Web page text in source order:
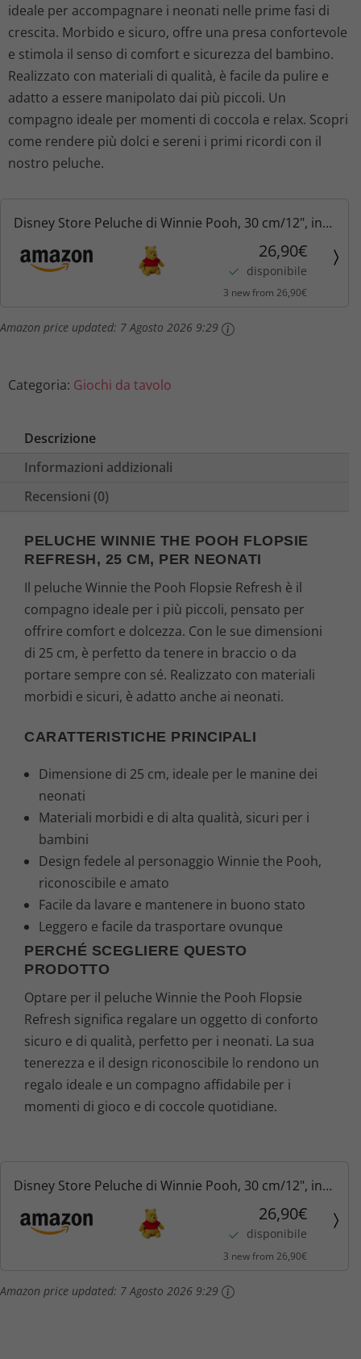
ideale per accompagnare i neonati nelle prime fasi di
crescita. Morbido e sicuro, offre una presa confortevole
e stimola il senso di comfort e sicurezza del bambino.
Realizzato con materiali di qualità, è facile da pulire e
adatto a essere manipolato dai più piccoli. Un
compagno ideale per momenti di coccola e relax. Scopri
come rendere più dolci e sereni i primi ricordi con il
nostro peluche.
Disney Store Peluche di Winnie Pooh, 30 cm/12", in
tessuto morbido al tatto con dettagli ricamati,
indossa la classica maglietta rossa, per tutte le età
26,90€
disponibile
3 new from 26,90€
Amazon price updated: 7 Agosto 2026 9:29
Categoria: Giochi da tavolo
Descrizione
Informazioni addizionali
Recensioni (0)
PELUCHE WINNIE THE POOH FLOPSIE
REFRESH, 25 CM, PER NEONATI
Il peluche Winnie the Pooh Flopsie Refresh è il
compagno ideale per i più piccoli, pensato per
offrire comfort e dolcezza. Con le sue dimensioni
di 25 cm, è perfetto da tenere in braccio o da
portare sempre con sé. Realizzato con materiali
morbidi e sicuri, è adatto anche ai neonati.
CARATTERISTICHE PRINCIPALI
Dimensione di 25 cm, ideale per le manine dei
neonati
Materiali morbidi e di alta qualità, sicuri per i
bambini
Design fedele al personaggio Winnie the Pooh,
riconoscibile e amato
Facile da lavare e mantenere in buono stato
Leggero e facile da trasportare ovunque
PERCHÉ SCEGLIERE QUESTO
PRODOTTO
Optare per il peluche Winnie the Pooh Flopsie
Refresh significa regalare un oggetto di conforto
sicuro e di qualità, perfetto per i neonati. La sua
tenerezza e il design riconoscibile lo rendono un
regalo ideale e un compagno affidabile per i
momenti di gioco e di coccole quotidiane.
Disney Store Peluche di Winnie Pooh, 30 cm/12", in
tessuto morbido al tatto con dettagli ricamati,
indossa la classica maglietta rossa, per tutte le età
26,90€
disponibile
3 new from 26,90€
Amazon price updated: 7 Agosto 2026 9:29